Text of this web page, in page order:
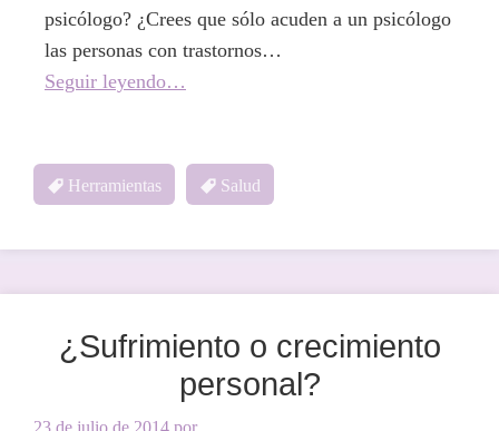
psicólogo? ¿Crees que sólo acuden a un psicólogo
las personas con trastornos…
Seguir leyendo…
Herramientas Salud
¿Sufrimiento o crecimiento
personal?
23 de julio de 2014 por